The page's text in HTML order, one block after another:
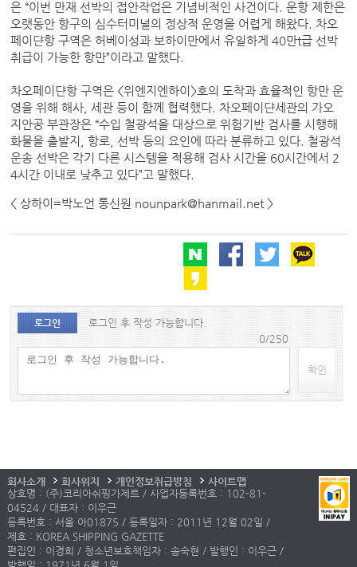
은 “이번 만재 선박의 접안작업은 기념비적인 사건이다. 운항 제한은
오랫동안 항구의 심수터미널의 정상적 운영을 어렵게 해왔다. 차오
페이댠항 구역은 허베이성과 보하이만에서 유일하게 40만t급 선박
취급이 가능한 항만”이라고 말했다.
차오페이댠항 구역은 <위엔지엔하이>호의 도착과 효율적인 항만 운
영을 위해 해사, 세관 등이 함께 협력했다. 차오페이댠세관의 가오
지안공 부관장은 “수입 철광석을 대상으로 위험기반 검사를 시행해
화물을 출발지, 항로, 선박 등의 요인에 따라 분류하고 있다. 철광석
운송 선박은 각기 다른 시스템을 적용해 검사 시간을 60시간에서 2
4시간 이내로 낮추고 있다”고 말했다.
< 상하이=박노언 통신원 nounpark@hanmail.net >
로그인
로그인 후 작성 가능합니다.
0/250
확인
회사소개 회사위치 개인정보취급방침
사이트맵
상호명 : (주)코리아쉬핑가제트 / 사업자등록번호 : 102-81-
04524 / 대표자 : 이우근
등록번호 : 서울 아01875 / 등록일자 : 2011년 12월 02일 /
제호 : KOREA SHIPPING GAZETTE
편집인 : 이경희 / 청소년보호책임자 : 송숙현 / 발행인 : 이우근 /